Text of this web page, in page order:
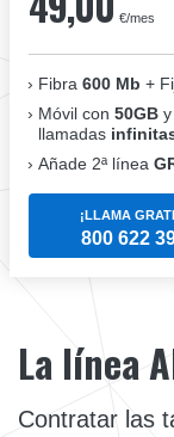
€/mes
Fibra 600 Mb +
Móvil con 50GB y
llamadas
Añade 2ª línea
¡LLAMA
800 622
La línea
Contratar las